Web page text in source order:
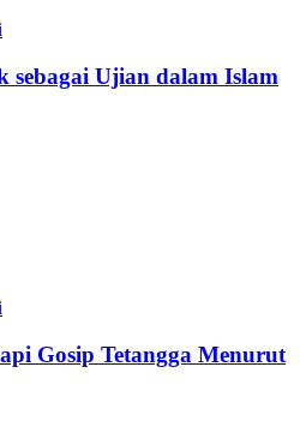
sebagai Ujian dalam Islam
Gosip Tetangga Menurut